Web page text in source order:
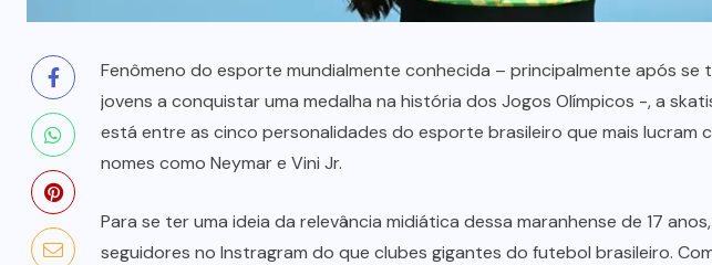
Fenômeno do esporte mundialmente conhecida – principalmente após se
jovens a conquistar uma medalha na história dos Jogos Olímpicos -, a
está entre as cinco personalidades do esporte brasileiro que mais lucram
nomes como Neymar e Vini Jr.
Para se ter uma ideia da relevância midiática dessa maranhense de 17
seguidores no Instragram do que clubes gigantes do futebol brasileiro.